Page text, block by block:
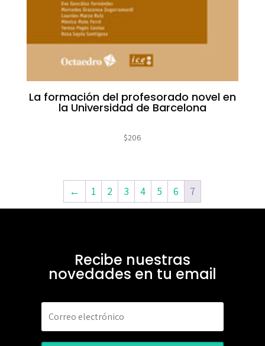
La formación del profesorado novel en
la Universidad de Barcelona
$206
← 1 2 3 4 5 6 7
Recibe nuestras
novedades en tu email